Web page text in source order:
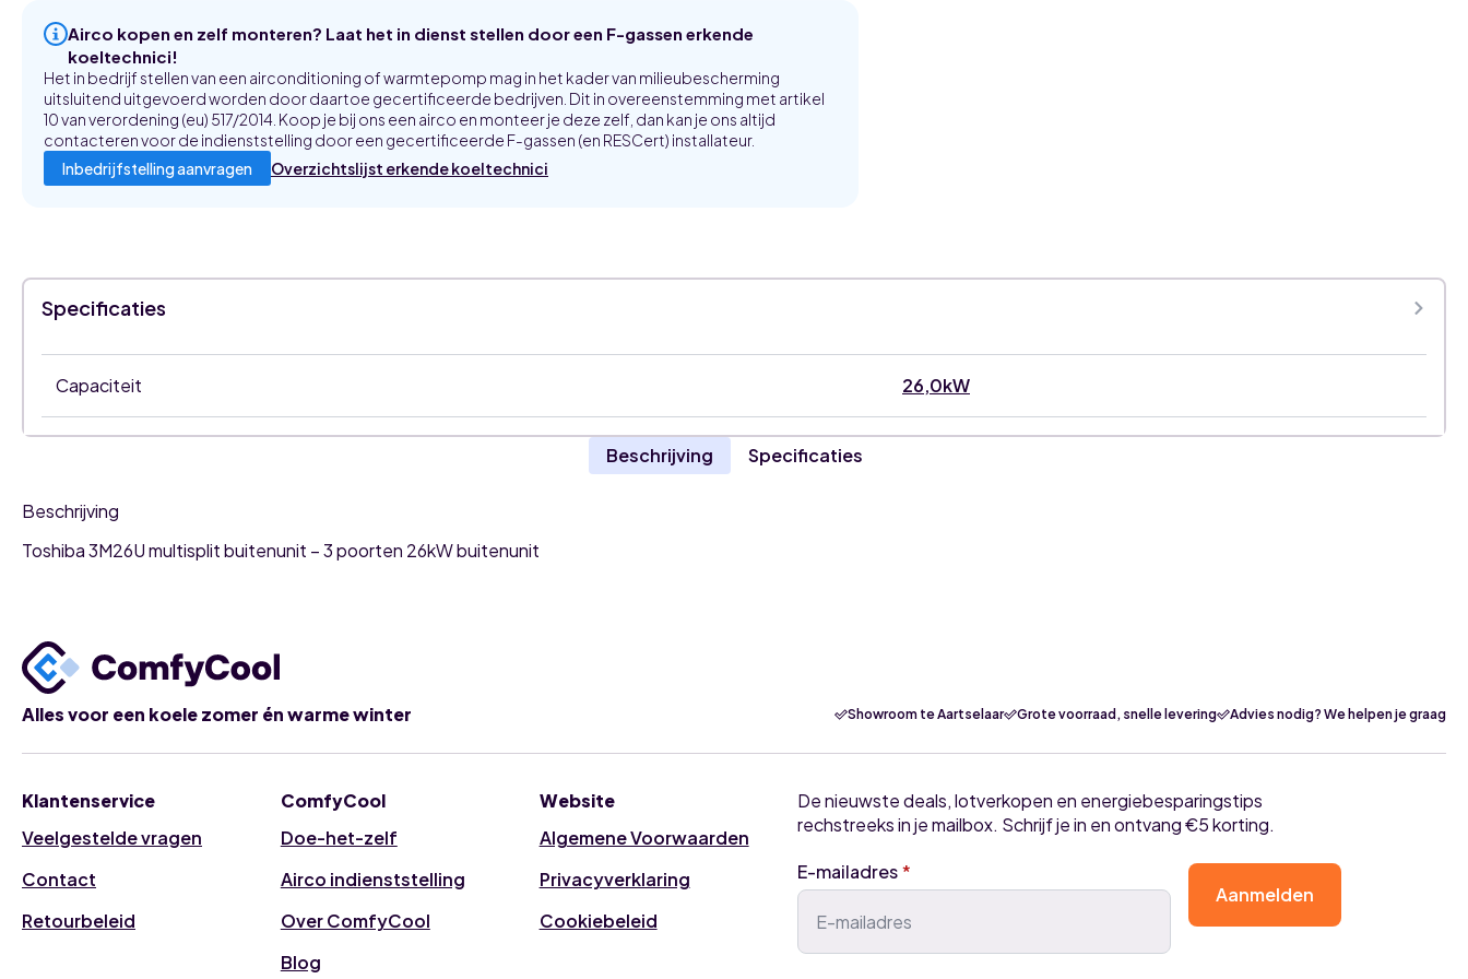
Airco kopen en zelf monteren? Laat het in dienst stellen door een F-gassen erkende
koeltechnici!
Het in bedrijf stellen van een airconditioning of warmtepomp mag in het kader van milieubescherming
uitsluitend uitgevoerd worden door daartoe gecertificeerde bedrijven. Dit in overeenstemming met artikel
10 van verordening (eu) 517/2014. Koop je bij ons een airco en monteer je deze zelf, dan kan je ons altijd
contacteren voor de indienststelling door een gecertificeerde F-gassen (en RESCert) installateur.
Inbedrijfstelling aanvragen
Overzichtslijst erkende koeltechnici
Specificaties
Capaciteit 26,0kW
Beschrijving Specificaties
Beschrijving
Toshiba 3M26U multisplit buitenunit – 3 poorten 26kW buitenunit
Alles voor een koele zomer én warme winter Showroom te Aartselaar Grote voorraad, snelle levering Advies nodig? We helpen je graag
Klantenservice
Veelgestelde vragen
Contact
Retourbeleid
ComfyCool
Doe-het-zelf
Airco indienststelling
Over ComfyCool
Blog
Website
Algemene Voorwaarden
Privacyverklaring
Cookiebeleid
De nieuwste deals, lotverkopen en energiebesparingstips
rechstreeks in je mailbox. Schrijf je in en ontvang €5 korting.
E-mailadres *
Aanmelden